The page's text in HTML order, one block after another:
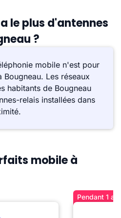
le plus d'antennes
?
mobile n'est pour
Les réseaux
habitants de Bougneau
relais installées dans
mobile à
Pendant 1